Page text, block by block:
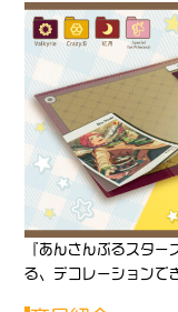
『あんさんぶるスタ
る、デコレーションで